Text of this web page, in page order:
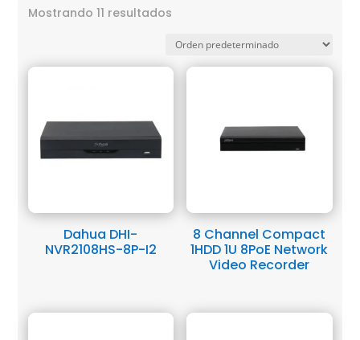
Mostrando 11 resultados
Dahua DHI-
NVR2108HS-8P-I2
8 Channel Compact
1HDD 1U 8PoE Network
Video Recorder